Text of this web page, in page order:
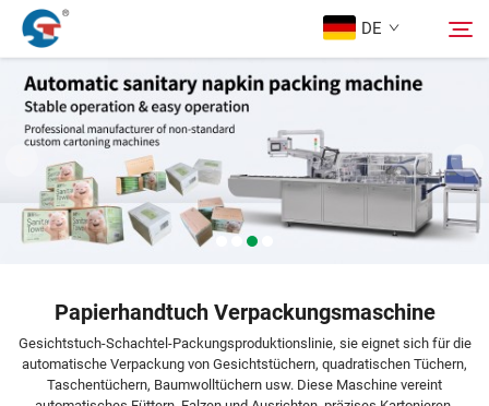
DE
Über Uns
Produkte
Service
Nachrichten
Suche
Papierhandtuch Verpackungsmaschine
Gesichtstuch-Schachtel-Packungsproduktionslinie, sie eignet sich für die
automatische Verpackung von Gesichtstüchern, quadratischen Tüchern,
Taschentüchern, Baumwolltüchern usw. Diese Maschine vereint